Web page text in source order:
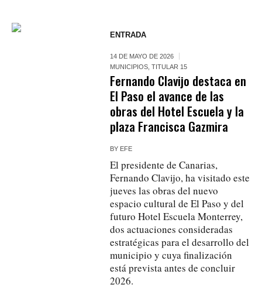
ENTRADA
14 DE MAYO DE 2026
MUNICIPIOS ,TITULAR 15
Fernando Clavijo destaca en
El Paso el avance de las
obras del Hotel Escuela y la
plaza Francisca Gazmira
BY EFE
El presidente de Canarias,
Fernando Clavijo, ha visitado este
jueves las obras del nuevo
espacio cultural de El Paso y del
futuro Hotel Escuela Monterrey,
dos actuaciones consideradas
estratégicas para el desarrollo del
municipio y cuya finalización
está prevista antes de concluir
2026.